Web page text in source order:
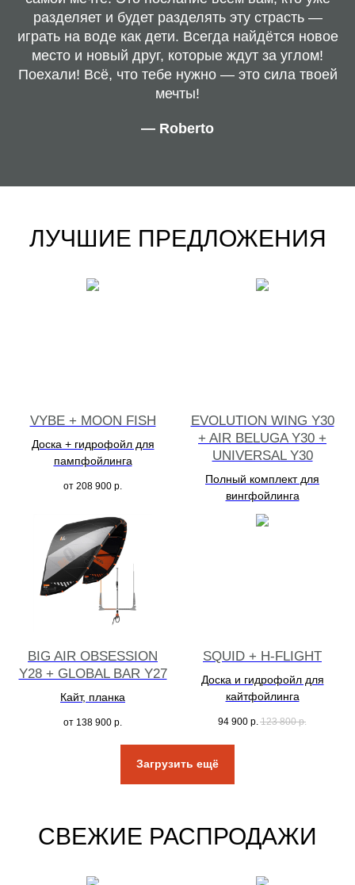
разделяет и будет разделять эту страсть —
играть на воде как дети. Всегда найдётся новое
место и новый друг, которые ждут за углом!
Поехали! Всё, что тебе нужно — это сила твоей
мечты!
— Roberto
ЛУЧШИЕ ПРЕДЛОЖЕНИЯ
VYBE + MOON FISH
Доска + гидрофойл для
пампфойлинга
от 208 900 р.
EVOLUTION WING Y30
+ AIR BELUGA Y30 +
UNIVERSAL Y30
Полный комплект для
вингфойлинга
BIG AIR OBSESSION
Y28 + GLOBAL BAR Y27
Кайт, планка
от 138 900 р.
SQUID + H-FLIGHT
Доска и гидрофойл для
кайтфойлинга
94 900 р. 123 800 р.
Загрузить ещё
СВЕЖИЕ РАСПРОДАЖИ